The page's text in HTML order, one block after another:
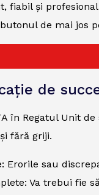
fiabil și
de mai jos
de
în Regatul Unit
fără griji.
sau
Va trebui fie